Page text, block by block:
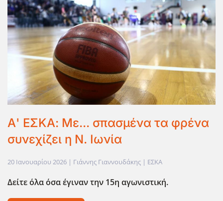
Α' ΕΣΚΑ: Με... σπασμένα τα φρένα
συνεχίζει η Ν. Ιωνία
20 Ιανουαρίου 2026 | Γιάννης Γιαννουδάκης | ΕΣΚΑ
Δείτε όλα όσα έγιναν την 15η αγωνιστική.